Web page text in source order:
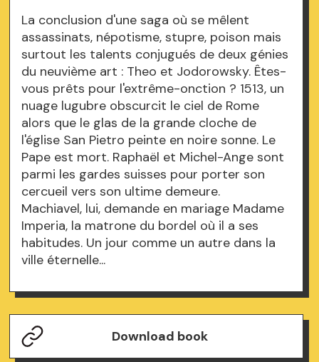
La conclusion d'une saga où se mêlent
assassinats, népotisme, stupre, poison mais
surtout les talents conjugués de deux génies
du neuvième art : Theo et Jodorowsky. Êtes-
vous prêts pour l'extrême-onction ? 1513, un
nuage lugubre obscurcit le ciel de Rome
alors que le glas de la grande cloche de
l'église San Pietro peinte en noire sonne. Le
Pape est mort. Raphaël et Michel-Ange sont
parmi les gardes suisses pour porter son
cercueil vers son ultime demeure.
Machiavel, lui, demande en mariage Madame
Imperia, la matrone du bordel où il a ses
habitudes. Un jour comme un autre dans la
ville éternelle...
Download book